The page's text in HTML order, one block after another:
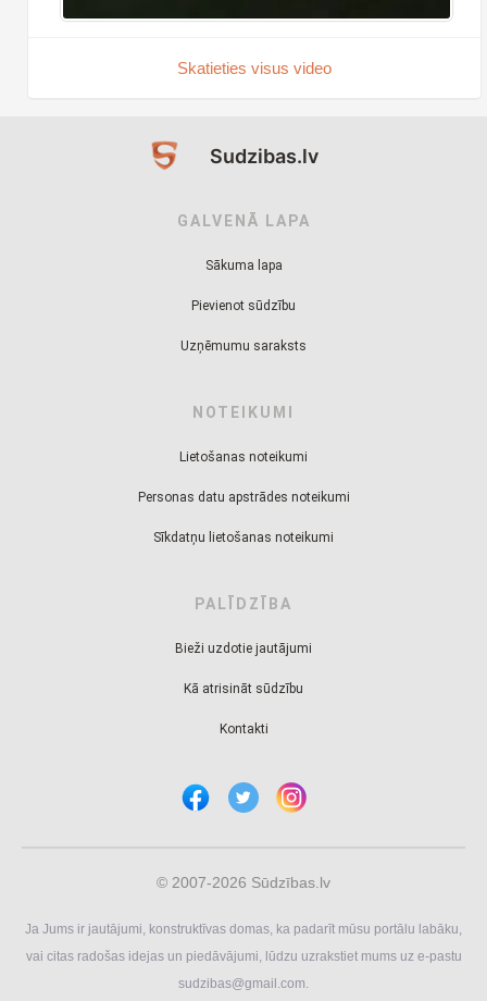
Skatieties visus video
Sudzibas.lv
GALVENĀ LAPA
Sākuma lapa
Pievienot sūdzību
Uzņēmumu saraksts
NOTEIKUMI
Lietošanas noteikumi
Personas datu apstrādes noteikumi
Sīkdatņu lietošanas noteikumi
PALĪDZĪBA
Bieži uzdotie jautājumi
Kā atrisināt sūdzību
Kontakti
© 2007-2026 Sūdzības.lv
Ja Jums ir jautājumi, konstruktīvas domas, ka padarīt mūsu portālu labāku,
vai citas radošas idejas un piedāvājumi, lūdzu uzrakstiet mums uz e-pastu
sudzibas@gmail.com